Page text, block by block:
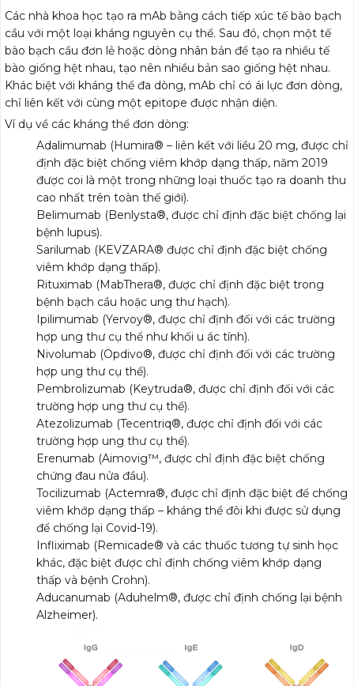
Các nhà khoa học tạo ra mAb bằng cách tiếp xúc tế bào bạch
cầu với một loại kháng nguyên cụ thể. Sau đó, chọn một tế
bào bạch cầu đơn lẻ hoặc dòng nhân bản để tạo ra nhiều tế
bào giống hệt nhau, tạo nên nhiều bản sao giống hệt nhau.
Khác biệt với kháng thể đa dòng, mAb chỉ có ái lực đơn dòng,
chỉ liên kết với cùng một epitope được nhận diện.
Ví dụ về các kháng thể đơn dòng:
Adalimumab (Humira® – ​​liên kết với liều 20 mg, được chỉ
định đặc biệt chống viêm khớp dạng thấp, năm 2019
được coi là một trong những loại thuốc tạo ra doanh thu
cao nhất trên toàn thế giới).
Belimumab (Benlysta®, được chỉ định đặc biệt chống lại
bệnh lupus).
Sarilumab (KEVZARA® được chỉ định đặc biệt chống
viêm khớp dạng thấp).
Rituximab (MabThera®, được chỉ định đặc biệt trong
bệnh bạch cầu hoặc ung thư hạch).
Ipilimumab (Yervoy®, được chỉ định đối với các trường
hợp ung thư cụ thể như khối u ác tính).
Nivolumab (Opdivo®, được chỉ định đối với các trường
hợp ung thư cụ thể).
Pembrolizumab (Keytruda®, được chỉ định đối với các
trường hợp ung thư cụ thể).
Atezolizumab (Tecentriq®, được chỉ định đối với các
trường hợp ung thư cụ thể).
Erenumab (Aimovig™, được chỉ định đặc biệt chống
chứng đau nửa đầu).
Tocilizumab (Actemra®, được chỉ định đặc biệt để chống
viêm khớp dạng thấp – kháng thể đôi khi được sử dụng
để chống lại Covid-19).
Infliximab (Remicade® và các thuốc tương tự sinh học
khác, đặc biệt được chỉ định chống viêm khớp dạng
thấp và bệnh Crohn).
Aducanumab (Aduhelm®, được chỉ định chống lại bệnh
Alzheimer).